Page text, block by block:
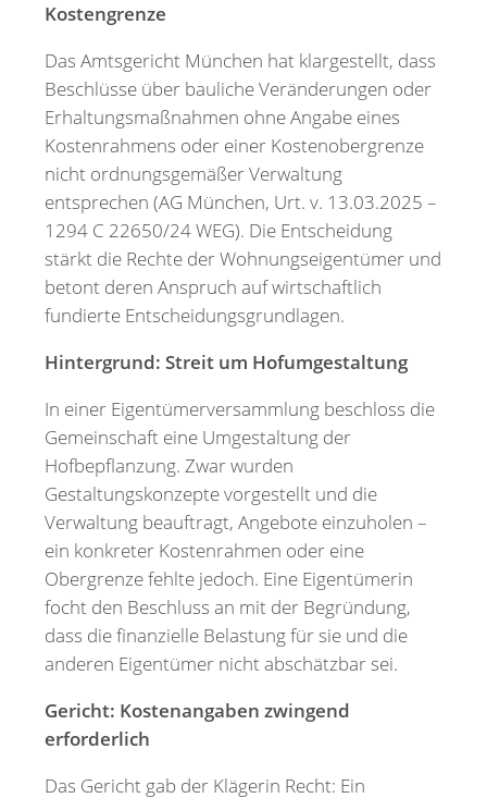
Kostengrenze
Das Amtsgericht München hat klargestellt, dass
Beschlüsse über bauliche Veränderungen oder
Erhaltungsmaßnahmen ohne Angabe eines
Kostenrahmens oder einer Kostenobergrenze
nicht ordnungsgemäßer Verwaltung
entsprechen (AG München, Urt. v. 13.03.2025 –
1294 C 22650/24 WEG). Die Entscheidung
stärkt die Rechte der Wohnungseigentümer und
betont deren Anspruch auf wirtschaftlich
fundierte Entscheidungsgrundlagen.
Hintergrund: Streit um Hofumgestaltung
In einer Eigentümerversammlung beschloss die
Gemeinschaft eine Umgestaltung der
Hofbepflanzung. Zwar wurden
Gestaltungskonzepte vorgestellt und die
Verwaltung beauftragt, Angebote einzuholen –
ein konkreter Kostenrahmen oder eine
Obergrenze fehlte jedoch. Eine Eigentümerin
focht den Beschluss an mit der Begründung,
dass die finanzielle Belastung für sie und die
anderen Eigentümer nicht abschätzbar sei.
Gericht: Kostenangaben zwingend
erforderlich
Das Gericht gab der Klägerin Recht: Ein